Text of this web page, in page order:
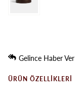
Gelince Haber Ver
ÜRÜN ÖZELLIKLERI